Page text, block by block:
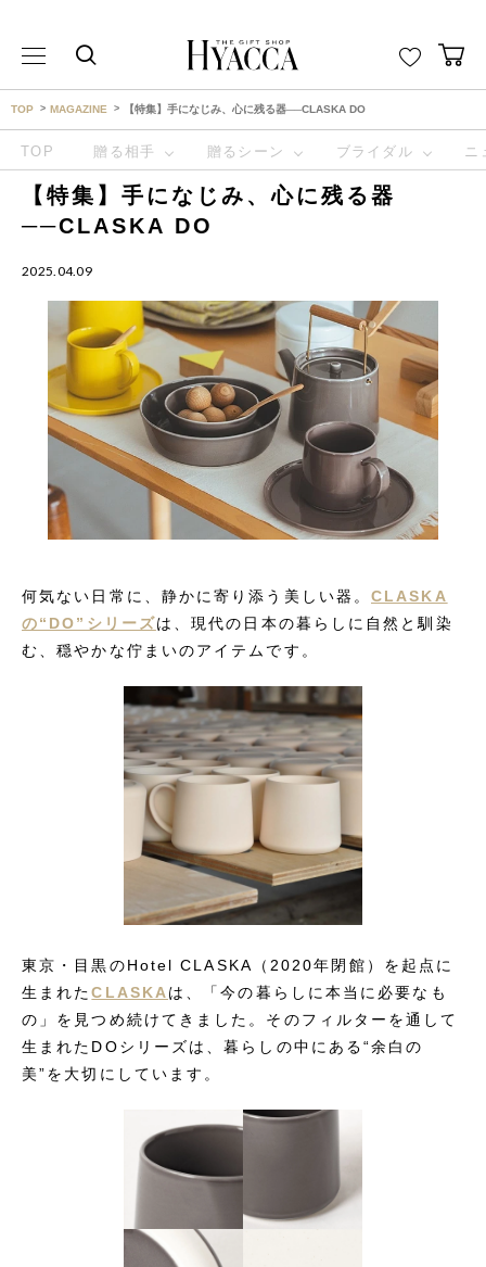
TOP MAGAZINE 【特集】手になじみ、心に残る器──CLASKA DO
TOP 贈る相手 贈るシーン ブライダル ニ
【特集】手になじみ、心に残る器
──CLASKA DO
2025.04.09
何気ない日常に、静かに寄り添う美しい器。CLASKA
の“DO”シリーズは、現代の日本の暮らしに自然と馴染
む、穏やかな佇まいのアイテムです。
東京・目黒のHotel CLASKA（2020年閉館）を起点に
生まれたCLASKAは、「今の暮らしに本当に必要なも
の」を見つめ続けてきました。そのフィルターを通して
生まれたDOシリーズは、暮らしの中にある“余白の
美”を大切にしています。